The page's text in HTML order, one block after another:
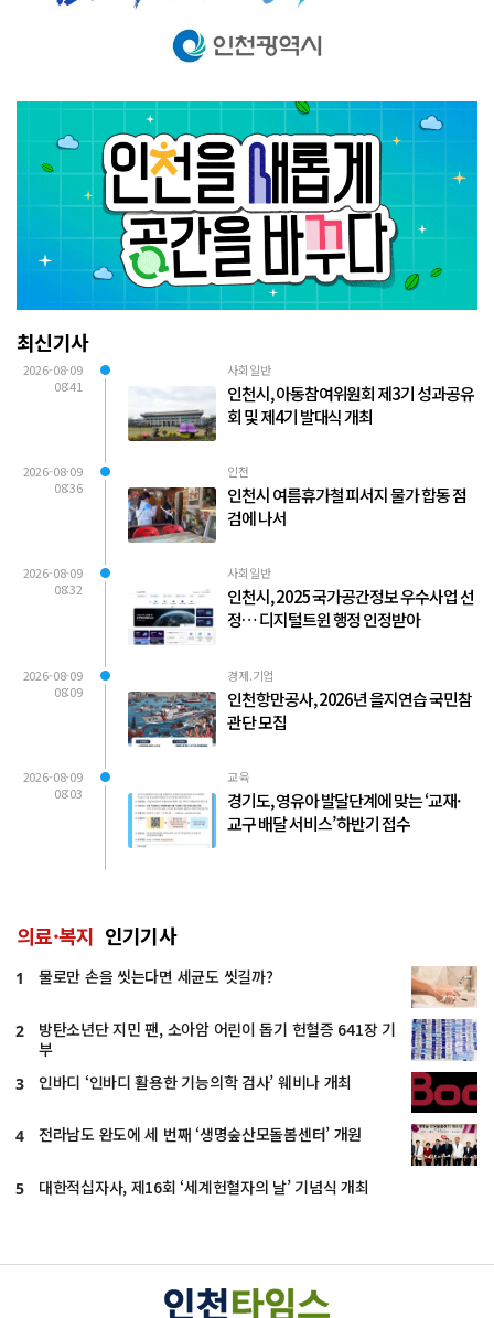
최신기사
2026-08-09
08:41
사회일반
인천시, 아동참여위원회 제3기 성과공유
회 및 제4기 발대식 개최
2026-08-09
08:36
인천
인천시 여름휴가철 피서지 물가 합동 점
검에 나서
2026-08-09
08:32
사회일반
인천시, 2025 국가공간정보 우수사업 선
정… 디지털트윈 행정 인정받아
2026-08-09
08:09
경제.기업
인천항만공사, 2026년 을지연습 국민참
관단 모집
2026-08-09
08:03
교육
경기도, 영유아 발달단계에 맞는 ‘교재·
교구 배달 서비스’ 하반기 접수
의료·복지 인기기사
1 물로만 손을 씻는다면 세균도 씻길까?
2
방탄소년단 지민 팬, 소아암 어린이 돕기 헌혈증 641장 기
부
3 인바디 ‘인바디 활용한 기능의학 검사’ 웨비나 개최
4 전라남도 완도에 세 번째 ‘생명숲산모돌봄센터’ 개원
5 대한적십자사, 제16회 ‘세계헌혈자의 날’ 기념식 개최